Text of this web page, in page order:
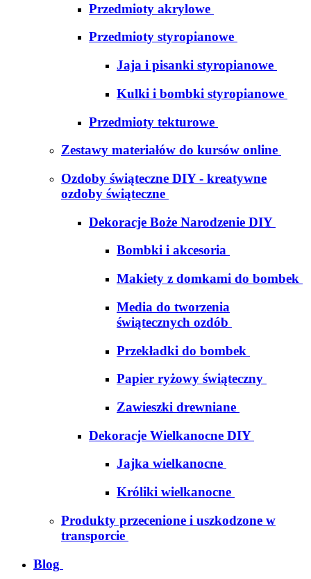
Przedmioty akrylowe
Przedmioty styropianowe
Jaja i pisanki styropianowe
Kulki i bombki styropianowe
Przedmioty tekturowe
Zestawy materiałów do kursów online
Ozdoby świąteczne DIY - kreatywne
ozdoby świąteczne
Dekoracje Boże Narodzenie DIY
Bombki i akcesoria
Makiety z domkami do bombek
Media do tworzenia
świątecznych ozdób
Przekładki do bombek
Papier ryżowy świąteczny
Zawieszki drewniane
Dekoracje Wielkanocne DIY
Jajka wielkanocne
Króliki wielkanocne
Produkty przecenione i uszkodzone w
transporcie
Blog